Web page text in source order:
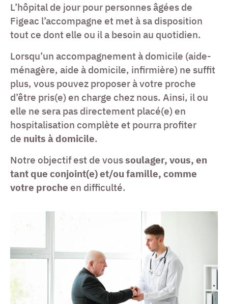
L’hôpital de jour pour personnes âgées de
Figeac l’accompagne et met à sa disposition
tout ce dont elle ou il a besoin au quotidien.
Lorsqu’un accompagnement à domicile (aide-
ménagère, aide à domicile, infirmière) ne suffit
plus, vous pouvez proposer à votre proche
d’être pris(e) en charge chez nous. Ainsi, il ou
elle ne sera pas directement placé(e) en
hospitalisation complète et pourra profiter
de nuits à domicile.
Notre objectif est de voussoulager, vous, en
tant que conjoint(e) et/ou famille, comme
votre proche en difficulté.